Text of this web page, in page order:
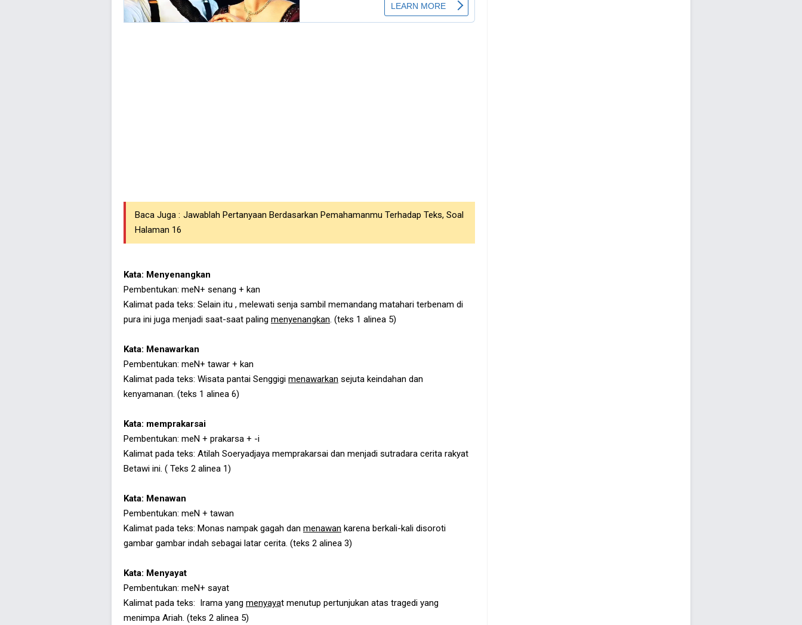
Baca Juga : Jawablah Pertanyaan Berdasarkan Pemahamanmu Terhadap Teks, Soal
Halaman 16
Kata: Menyenangkan
Pembentukan: meN+ senang + kan
Kalimat pada teks: Selain itu , melewati senja sambil memandang matahari terbenam di
pura ini juga menjadi saat-saat paling menyenangkan. (teks 1 alinea 5)
Kata: Menawarkan
Pembentukan: meN+ tawar + kan
Kalimat pada teks: Wisata pantai Senggigi menawarkan sejuta keindahan dan
kenyamanan. (teks 1 alinea 6)
Kata: memprakarsai
Pembentukan: meN + prakarsa + -i
Kalimat pada teks: Atilah Soeryadjaya memprakarsai dan menjadi sutradara cerita rakyat
Betawi ini. ( Teks 2 alinea 1)
Kata: Menawan
Pembentukan: meN + tawan
Kalimat pada teks: Monas nampak gagah dan menawan karena berkali-kali disoroti
gambar gambar indah sebagai latar cerita. (teks 2 alinea 3)
Kata: Menyayat
Pembentukan: meN+ sayat
Kalimat pada teks: Irama yang menyayat menutup pertunjukan atas tragedi yang
menimpa Ariah. (teks 2 alinea 5)